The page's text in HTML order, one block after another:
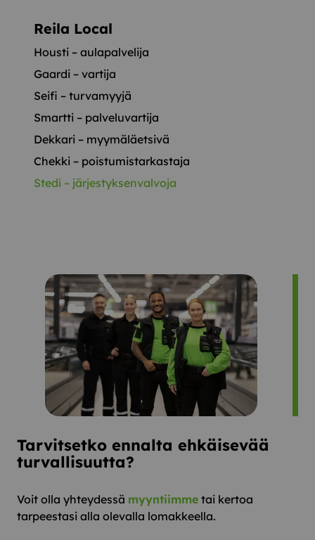
Reila Local
Housti – aulapalvelija
Gaardi – vartija
Seifi – turvamyyjä
Smartti – palveluvartija
Dekkari – myymäläetsivä
Chekki – poistumistarkastaja
Stedi – järjestyksenvalvoja
Tarvitsetko ennalta ehkäisevää
turvallisuutta?
Voit olla yhteydessä myyntiimme tai kertoa
tarpeestasi alla olevalla lomakkeella.